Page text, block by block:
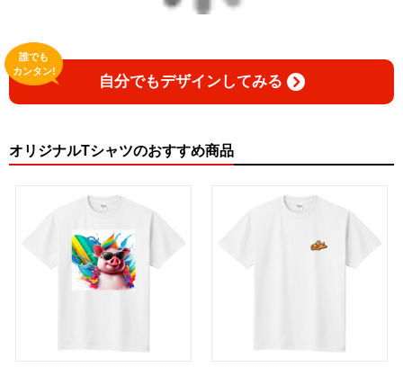
自分でもデザインしてみる
誰でも
カンタン!
オリジナルTシャツのおすすめ商品